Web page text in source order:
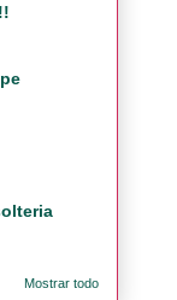
Mostrar todo